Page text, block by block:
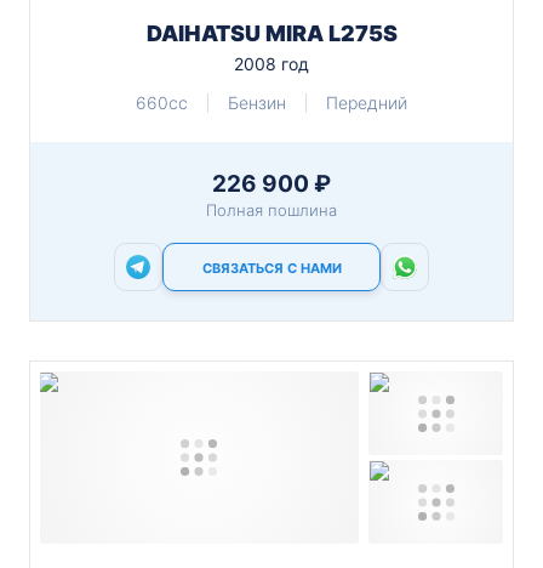
DAIHATSU MIRA L275S
2008 год
660cc
Бензин Передний
226 900 ₽
Полная пошлина
СВЯЗАТЬСЯ С НАМИ